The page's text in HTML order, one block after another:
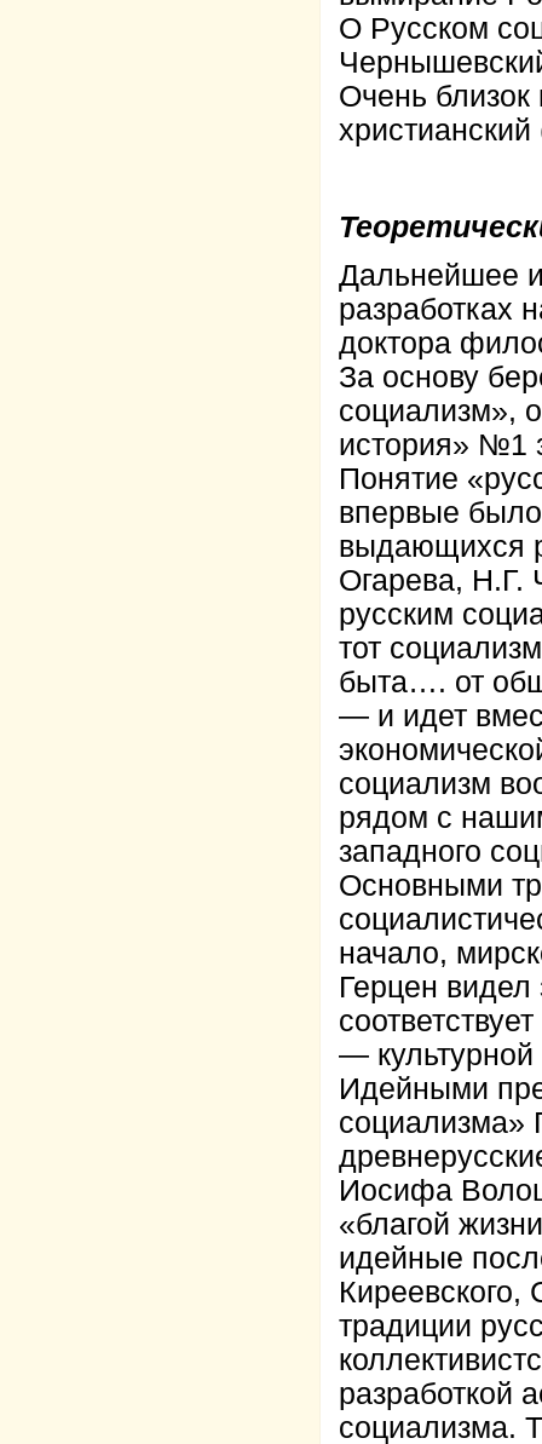
О Русском
Очень близок
Дальнейшее
разработках
доктора
За основу
социализм»,
история» №1
Понятие
впервые
выдающихся
Огарева, Н.Г.
русским
тот
быта…. от
— и идет
социализм
рядом с
западного
Основными
начало,
Герцен видел
— культурной
Идейными
социализма»
Иосифа
«благой
идейные
традиции
разработкой
социализма.